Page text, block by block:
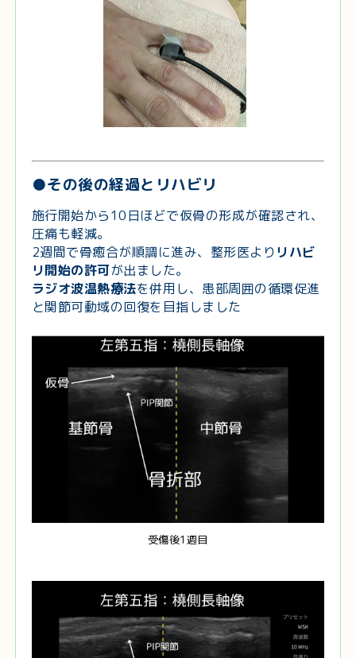
●その後の経過とリハビリ
施行開始から10日ほどで仮骨の形成が確認され、
圧痛も軽減。
2週間で骨癒合が順調に進み、整形医よりリハビ
リ開始の許可が出ました。
ラジオ波温熱療法を併用し、患部周囲の循環促進
と関節可動域の回復を目指しました
受傷後1週目